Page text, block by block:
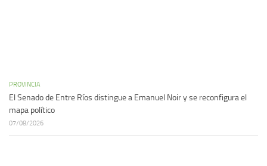
PROVINCIA
El Senado de Entre Ríos distingue a Emanuel Noir y se reconfigura el
mapa político
07/08/2026